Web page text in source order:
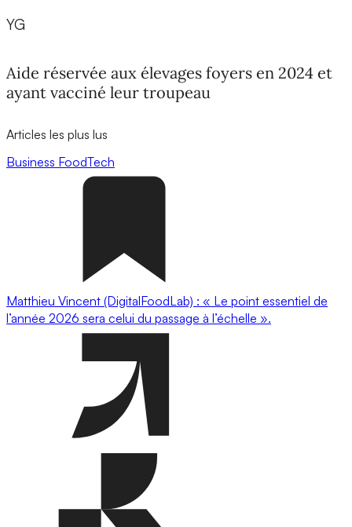
YG
Aide réservée aux élevages foyers en 2024 et
ayant vacciné leur troupeau
Articles les plus lus
Business FoodTech
Matthieu Vincent (DigitalFoodLab) : « Le point essentiel de
l’année 2026 sera celui du passage à l’échelle ».